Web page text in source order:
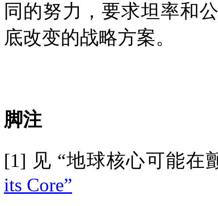
同的努力，要求坦率和
底改变的战略方案。
脚注
[1] 见 “地球核心可能在
its Core”